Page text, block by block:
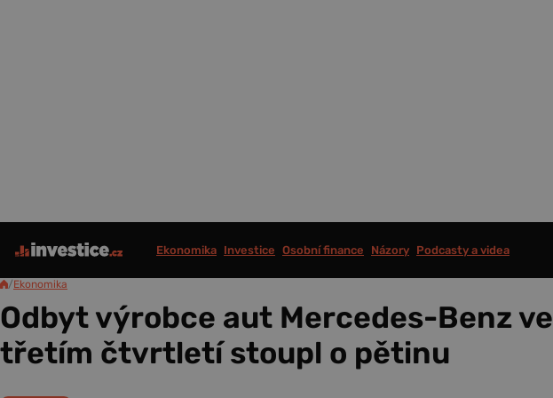
Ekonomika Investice Osobní finance Názory Podcasty a videa
/Ekonomika
Odbyt výrobce aut Mercedes-Benz ve
třetím čtvrtletí stoupl o pětinu